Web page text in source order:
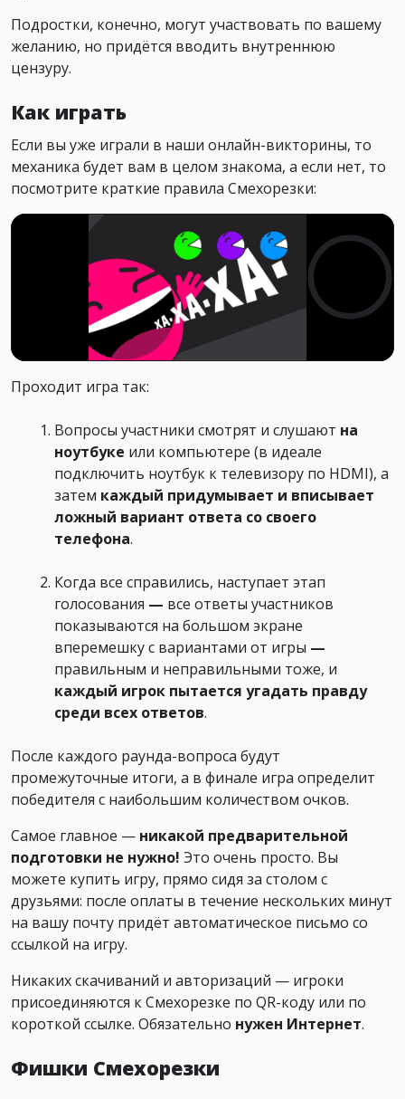
Подростки, конечно, могут участвовать по вашему
желанию, но придётся вводить внутреннюю
цензуру.
Как играть
Если вы уже играли в наши онлайн-викторины, то
механика будет вам в целом знакома, а если нет, то
посмотрите краткие правила Смехорезки:
Проходит игра так:
Вопросы участники смотрят и слушают на
ноутбуке или компьютере (в идеале
подключить ноутбук к телевизору по HDMI), а
затем каждый придумывает и вписывает
ложный вариант ответа со своего
телефона.
Когда все справились, наступает этап
голосования — все ответы участников
показываются на большом экране
вперемешку с вариантами от игры —
правильным и неправильными тоже, и
каждый игрок пытается угадать правду
среди всех ответов.
После каждого раунда-вопроса будут
промежуточные итоги, а в финале игра определит
победителя с наибольшим количеством очков.
Самое главное — никакой предварительной
подготовки не нужно! Это очень просто. Вы
можете купить игру, прямо сидя за столом с
друзьями: после оплаты в течение нескольких минут
на вашу почту придёт автоматическое письмо со
ссылкой на игру.
Никаких скачиваний и авторизаций — игроки
присоединяются к Смехорезке по QR-коду или по
короткой ссылке. Обязательно нужен Интернет.
Фишки Смехорезки